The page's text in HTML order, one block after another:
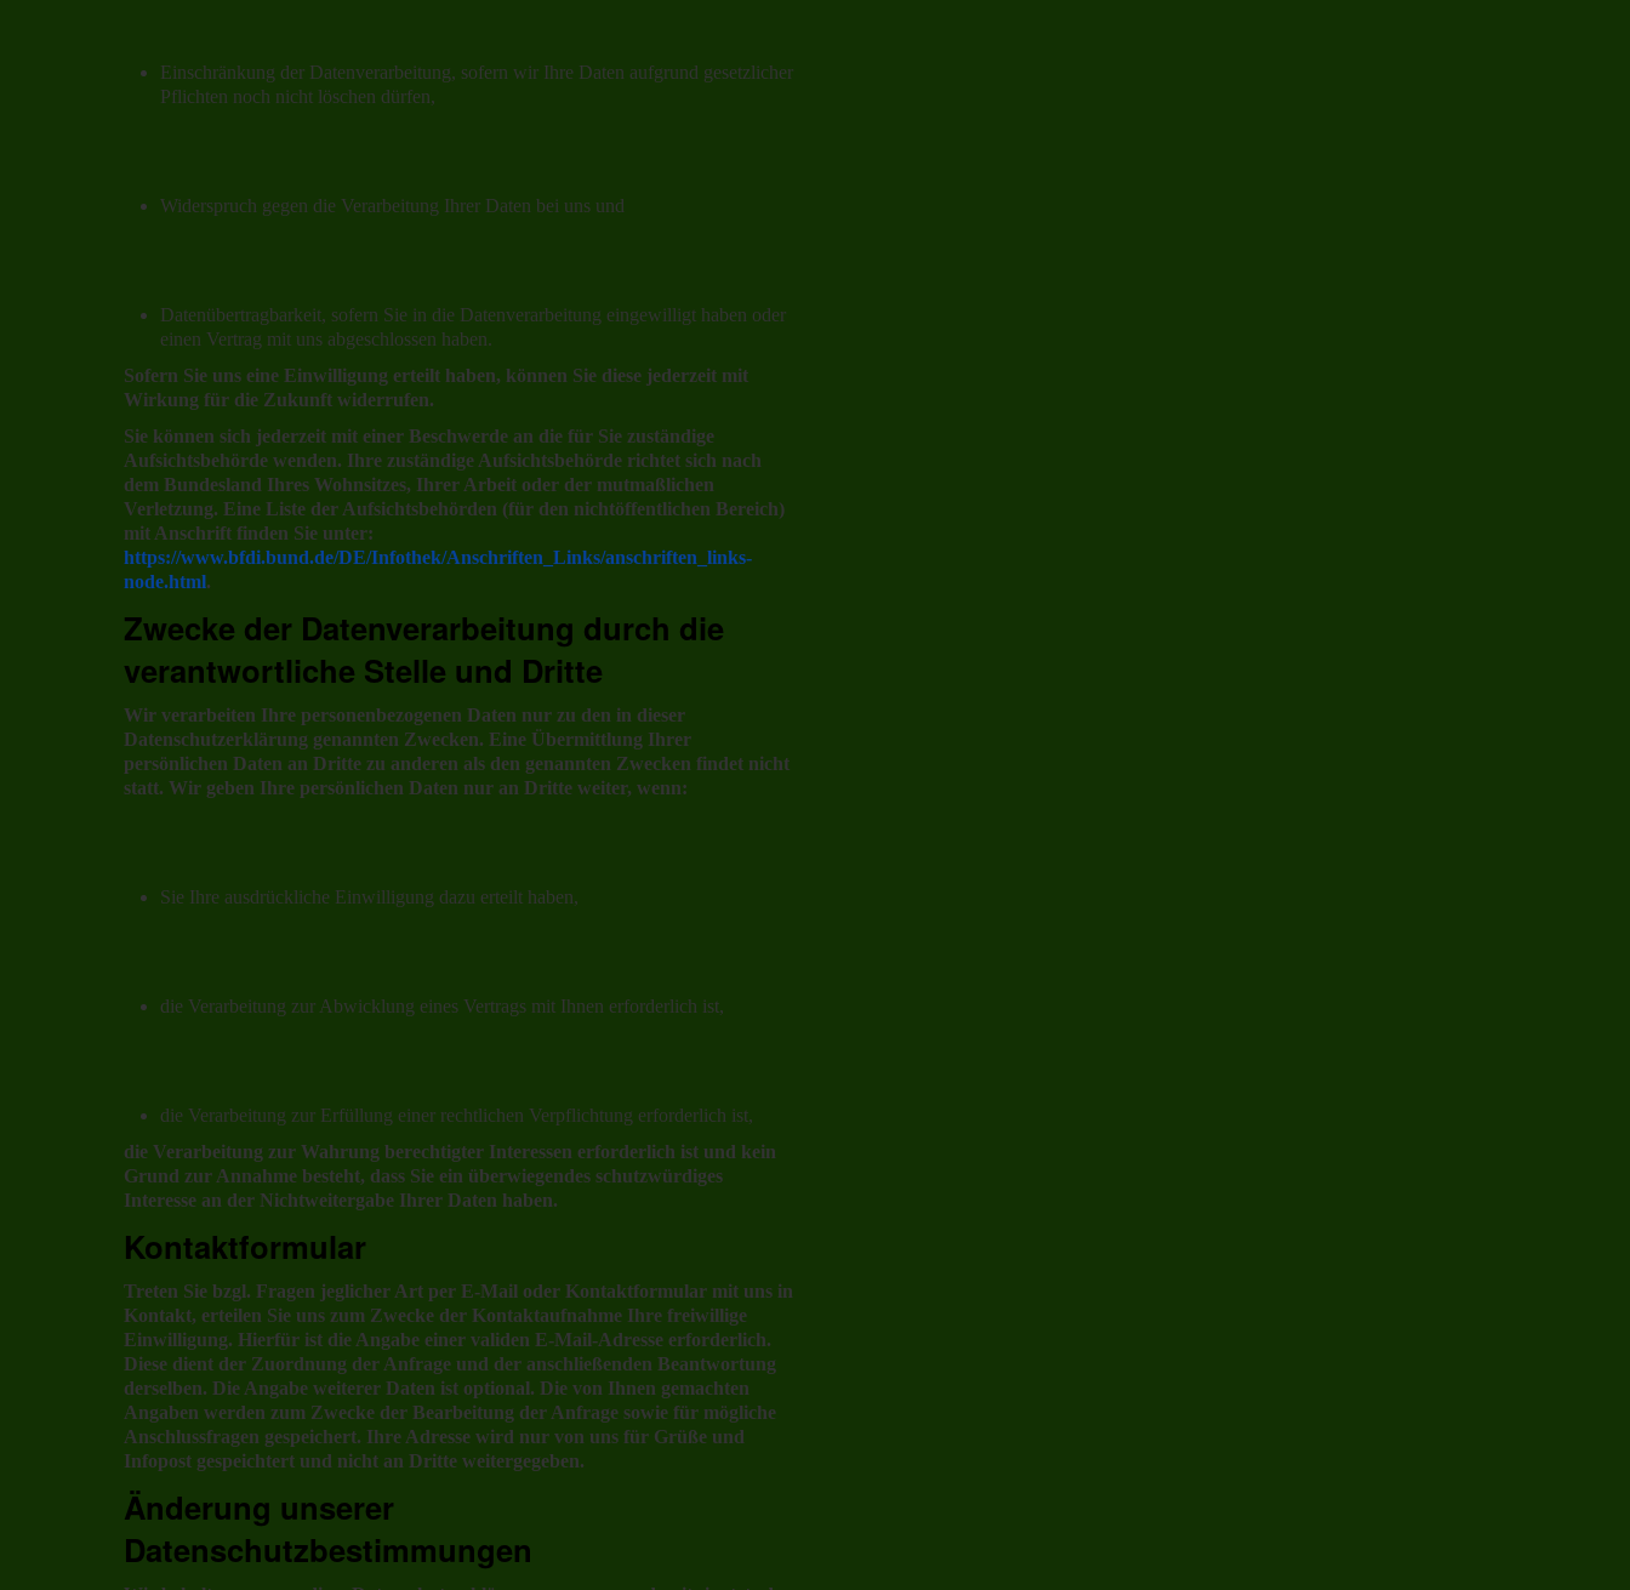
Einschränkung der Datenverarbeitung, sofern wir Ihre Daten aufgrund gesetzlicher
Pflichten noch nicht löschen dürfen,
Widerspruch gegen die Verarbeitung Ihrer Daten bei uns und
Datenübertragbarkeit, sofern Sie in die Datenverarbeitung eingewilligt haben oder
einen Vertrag mit uns abgeschlossen haben.
Sofern Sie uns eine Einwilligung erteilt haben, können Sie diese jederzeit mit
Wirkung für die Zukunft widerrufen.
Sie können sich jederzeit mit einer Beschwerde an die für Sie zuständige
Aufsichtsbehörde wenden. Ihre zuständige Aufsichtsbehörde richtet sich nach
dem Bundesland Ihres Wohnsitzes, Ihrer Arbeit oder der mutmaßlichen
Verletzung. Eine Liste der Aufsichtsbehörden (für den nichtöffentlichen Bereich)
mit Anschrift finden Sie unter:
https://www.bfdi.bund.de/DE/Infothek/Anschriften_Links/anschriften_links-
node.html.
Zwecke der Datenverarbeitung durch die
verantwortliche Stelle und Dritte
Wir verarbeiten Ihre personenbezogenen Daten nur zu den in dieser
Datenschutzerklärung genannten Zwecken. Eine Übermittlung Ihrer
persönlichen Daten an Dritte zu anderen als den genannten Zwecken findet nicht
statt. Wir geben Ihre persönlichen Daten nur an Dritte weiter, wenn:
Sie Ihre ausdrückliche Einwilligung dazu erteilt haben,
die Verarbeitung zur Abwicklung eines Vertrags mit Ihnen erforderlich ist,
die Verarbeitung zur Erfüllung einer rechtlichen Verpflichtung erforderlich ist,
die Verarbeitung zur Wahrung berechtigter Interessen erforderlich ist und kein
Grund zur Annahme besteht, dass Sie ein überwiegendes schutzwürdiges
Interesse an der Nichtweitergabe Ihrer Daten haben.
Kontaktformular
Treten Sie bzgl. Fragen jeglicher Art per E-Mail oder Kontaktformular mit uns in
Kontakt, erteilen Sie uns zum Zwecke der Kontaktaufnahme Ihre freiwillige
Einwilligung. Hierfür ist die Angabe einer validen E-Mail-Adresse erforderlich.
Diese dient der Zuordnung der Anfrage und der anschließenden Beantwortung
derselben. Die Angabe weiterer Daten ist optional. Die von Ihnen gemachten
Angaben werden zum Zwecke der Bearbeitung der Anfrage sowie für mögliche
Anschlussfragen gespeichert. Ihre Adresse wird nur von uns für Grüße und
Infopost gespeichtert und nicht an Dritte weitergegeben.
Änderung unserer
Datenschutzbestimmungen